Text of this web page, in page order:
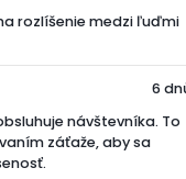
rozlíšenie medzi ľuďmi
návštevníka. To
záťaže, aby sa
6